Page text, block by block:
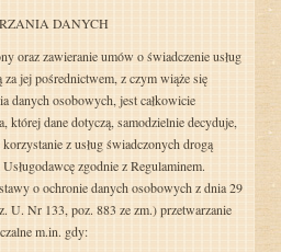
DANYCH
oraz zawieranie umów o świadczenie usług
za jej pośrednictwem, z czym wiąże się
danych osobowych, jest całkowicie
której dane dotyczą, samodzielnie decyduje,
z usług świadczonych drogą
zgodnie z Regulaminem.
o ochronie danych osobowych z dnia 29
U. Nr 133, poz. 883 ze zm.) przetwarzanie
m.in. gdy: